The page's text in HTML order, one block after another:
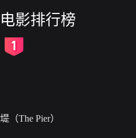
电影排行榜
堤（The Pier）